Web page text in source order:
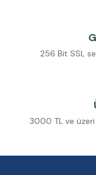
256 Bit SSL
3000 TL ve